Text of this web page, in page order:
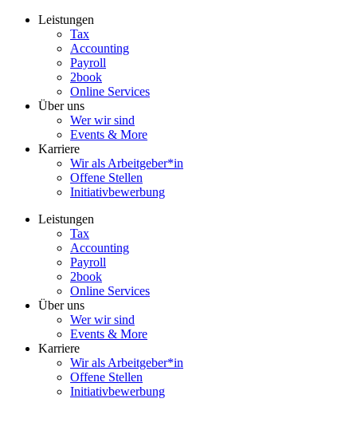
Zum
Leistungen
Tax
Accounting
Payroll
2book
Online Services
Über uns
Wer wir sind
Events & More
Karriere
Wir als Arbeitgeber*in
Offene Stellen
Initiativbewerbung
Leistungen
Tax
Accounting
Payroll
2book
Online Services
Über uns
Wer wir sind
Events & More
Karriere
Wir als Arbeitgeber*in
Offene Stellen
Initiativbewerbung